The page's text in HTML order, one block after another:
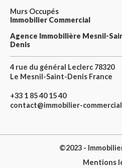
Murs Occupés
Immobilier Commercial
Agence Immobilière Mesnil-
Denis
4 rue du général Leclerc 78320
Le Mesnil-Saint-Denis France
+33 1 85 40 15 40
contact@immobilier-
©2023 -
Mentions